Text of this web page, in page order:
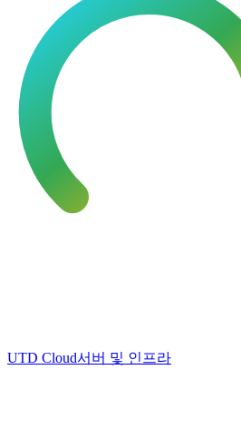
UTD Cloud서버 및 인프라